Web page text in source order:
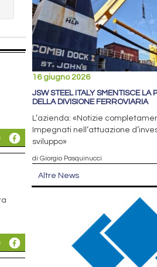
16 giugno 2026
JSW STEEL ITALY SMENTISCE LA
DELLA DIVISIONE FERROVIARIA
L’azienda: «Notizie
Impegnati nell’attuazione
sviluppo»
di Giorgio Pasquinucci
Altre News